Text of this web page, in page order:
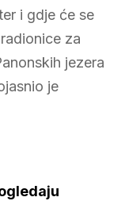
i gdje će se
za
jezera
je